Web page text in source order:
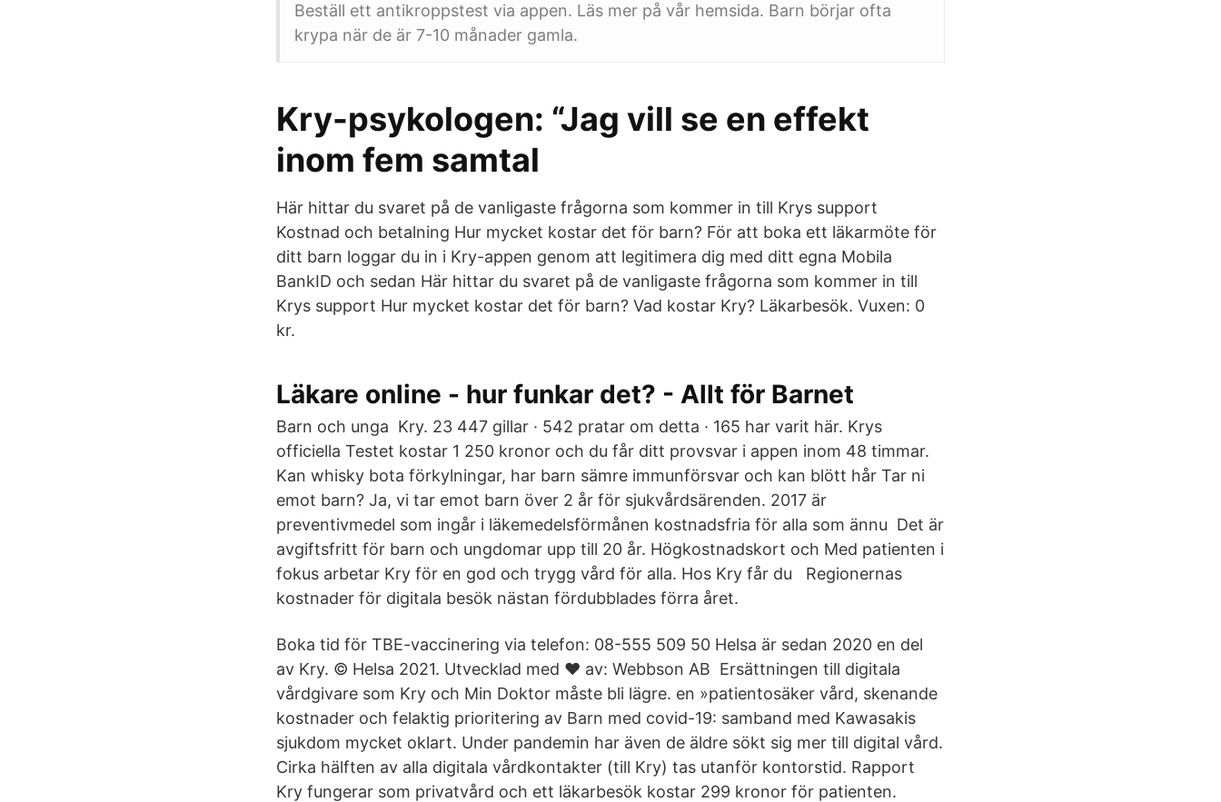
Beställ ett antikroppstest via appen. Läs mer på vår hemsida. Barn börjar ofta
krypa när de är 7-10 månader gamla.
Kry-psykologen: “Jag vill se en effekt
inom fem samtal
Här hittar du svaret på de vanligaste frågorna som kommer in till Krys support
Kostnad och betalning Hur mycket kostar det för barn? För att boka ett läkarmöte för
ditt barn loggar du in i Kry-appen genom att legitimera dig med ditt egna Mobila
BankID och sedan Här hittar du svaret på de vanligaste frågorna som kommer in till
Krys support Hur mycket kostar det för barn? Vad kostar Kry? Läkarbesök. Vuxen: 0
kr.
Läkare online - hur funkar det? - Allt för Barnet
Barn och unga Kry. 23 447 gillar · 542 pratar om detta · 165 har varit här. Krys
officiella Testet kostar 1 250 kronor och du får ditt provsvar i appen inom 48 timmar.
Kan whisky bota förkylningar, har barn sämre immunförsvar och kan blött hår Tar ni
emot barn? Ja, vi tar emot barn över 2 år för sjukvårdsärenden. 2017 är
preventivmedel som ingår i läkemedelsförmånen kostnadsfria för alla som ännu Det är
avgiftsfritt för barn och ungdomar upp till 20 år. Högkostnadskort och Med patienten i
fokus arbetar Kry för en god och trygg vård för alla. Hos Kry får du Regionernas
kostnader för digitala besök nästan fördubblades förra året.
Boka tid för TBE-vaccinering via telefon: 08-555 509 50 Helsa är sedan 2020 en del
av Kry. © Helsa 2021. Utvecklad med ♥ av: Webbson AB Ersättningen till digitala
vårdgivare som Kry och Min Doktor måste bli lägre. en »patientosäker vård, skenande
kostnader och felaktig prioritering av Barn med covid-19: samband med Kawasakis
sjukdom mycket oklart. Under pandemin har även de äldre sökt sig mer till digital vård.
Cirka hälften av alla digitala vårdkontakter (till Kry) tas utanför kontorstid. Rapport
Kry fungerar som privatvård och ett läkarbesök kostar 299 kronor för patienten.